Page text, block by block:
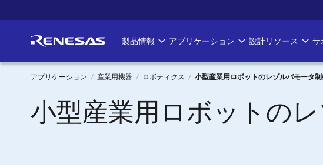
イ
ン
Main
navigation
製品情報 アプリケーション 設計リソース サ
パ
ン
アプリケーション 産業用機器 ロボティクス 小型産業用ロボットのレゾルバモータ
小型産業用ロボットの